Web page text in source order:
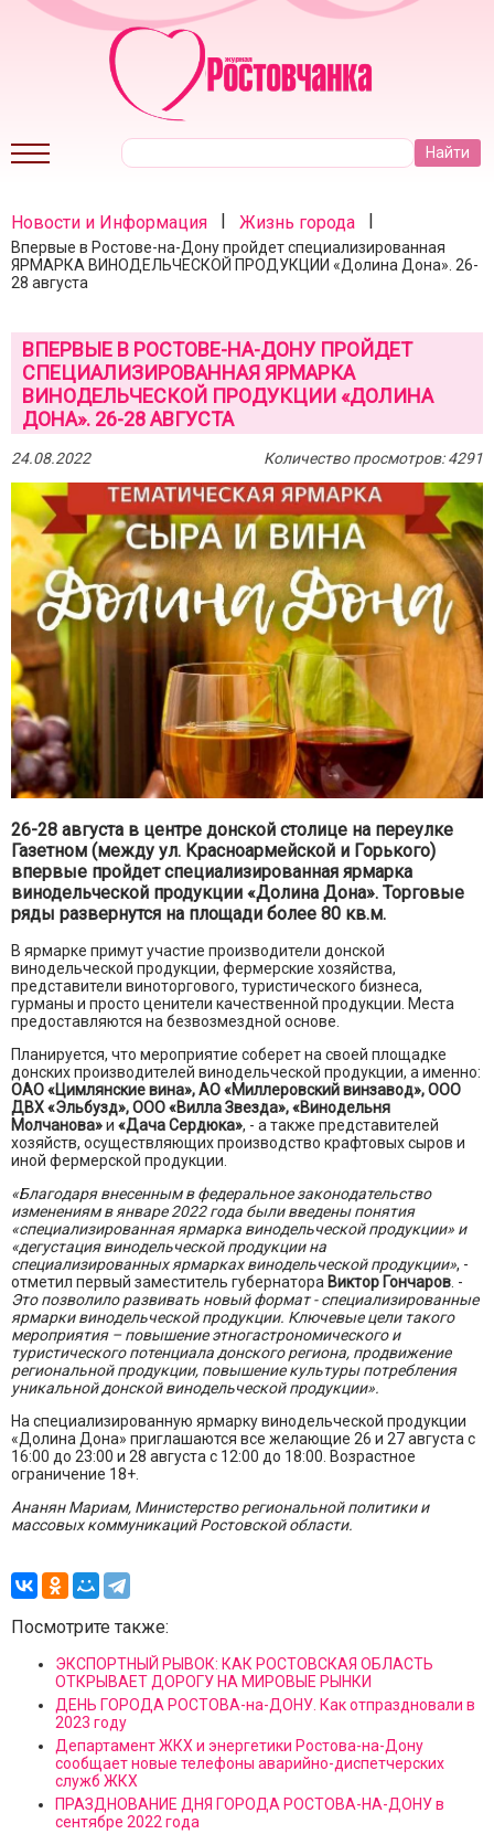
Новости и Информация | Жизнь города |
Впервые в Ростове-на-Дону пройдет специализированная
ЯРМАРКА ВИНОДЕЛЬЧЕСКОЙ ПРОДУКЦИИ «Долина Дона». 26-
28 августа
ВПЕРВЫЕ В РОСТОВЕ-НА-ДОНУ ПРОЙДЕТ
СПЕЦИАЛИЗИРОВАННАЯ ЯРМАРКА
ВИНОДЕЛЬЧЕСКОЙ ПРОДУКЦИИ «ДОЛИНА
ДОНА». 26-28 АВГУСТА
24.08.2022 Количество просмотров: 4291
26-28 августа в центре донской столице на переулке
Газетном (между ул. Красноармейской и Горького)
впервые пройдет специализированная ярмарка
винодельческой продукции «Долина Дона». Торговые
ряды развернутся на площади более 80 кв.м.
В ярмарке примут участие производители донской
винодельческой продукции, фермерские хозяйства,
представители виноторгового, туристического бизнеса,
гурманы и просто ценители качественной продукции. Места
предоставляются на безвозмездной основе.
Планируется, что мероприятие соберет на своей площадке
донских производителей винодельческой продукции, а именно:
ОАО «Цимлянские вина», АО «Миллеровский винзавод», ООО
ДВХ «Эльбузд», ООО «Вилла Звезда», «Винодельня
Молчанова»и «Дача Сердюка», - а также представителей
хозяйств, осуществляющих производство крафтовых сыров и
иной фермерской продукции.
«Благодаря внесенным в федеральное законодательство
изменениям в январе 2022 года были введены понятия
«специализированная ярмарка винодельческой продукции» и
«дегустация винодельческой продукции на
специализированных ярмарках винодельческой продукции», -
отметил первый заместитель губернатора Виктор Гончаров . -
Это позволило развивать новый формат - специализированные
ярмарки винодельческой продукции. Ключевые цели такого
мероприятия – повышение этногастрономического и
туристического потенциала донского региона, продвижение
региональной продукции, повышение культуры потребления
уникальной донской винодельческой продукции».
На специализированную ярмарку винодельческой продукции
«Долина Дона» приглашаются все желающие 26 и 27 августа с
16:00 до 23:00 и 28 августа с 12:00 до 18:00. Возрастное
ограничение 18+.
Ананян Мариам, Министерство региональной политики и
массовых коммуникаций Ростовской области.
Посмотрите также:
ЭКСПОРТНЫЙ РЫВОК: КАК РОСТОВСКАЯ ОБЛАСТЬ
ОТКРЫВАЕТ ДОРОГУ НА МИРОВЫЕ РЫНКИ
ДЕНЬ ГОРОДА РОСТОВА-на-ДОНУ. Как отпраздновали в
2023 году
Департамент ЖКХ и энергетики Ростова-на-Дону
сообщает новые телефоны аварийно-диспетчерских
служб ЖКХ
ПРАЗДНОВАНИЕ ДНЯ ГОРОДА РОСТОВА-НА-ДОНУ в
сентябре 2022 года